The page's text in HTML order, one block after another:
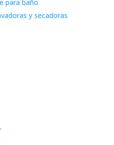
para baño
y secadoras